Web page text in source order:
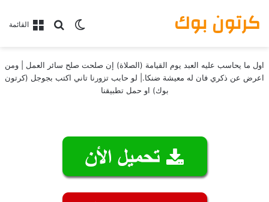
القائمةبحث عن
الوضع المظلم كرتون بوك
اول ما يحاسب عليه العبد يوم القيامة (الصلاة) إن صلحت صلح سائر العمل | ومن
اعرض عن ذكري فان له معيشة ضنكا.| لو حابب تزورنا تاني اكتب بجوجل (كرتون
بوك) او حمل تطبيقنا